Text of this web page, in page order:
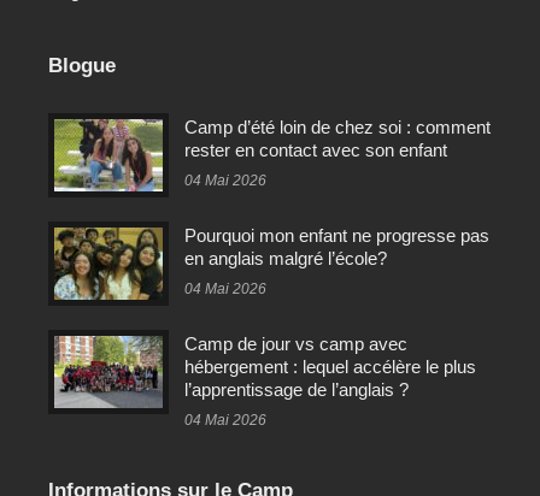
Blogue
Camp d’été loin de chez soi : comment
rester en contact avec son enfant
04 Mai 2026
Pourquoi mon enfant ne progresse pas
en anglais malgré l’école?
04 Mai 2026
Camp de jour vs camp avec
hébergement : lequel accélère le plus
l’apprentissage de l’anglais ?
04 Mai 2026
Informations sur le Camp